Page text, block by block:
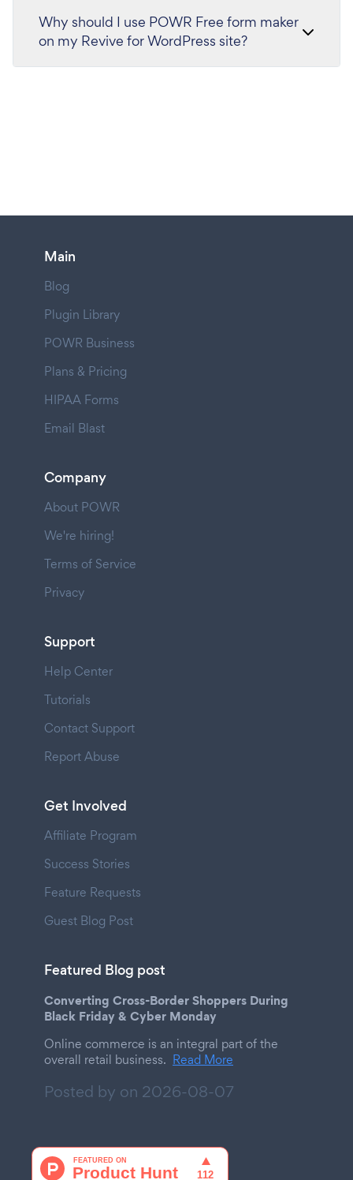
Why should I use POWR Free form maker
on my Revive for WordPress site?
Main
Blog
Plugin Library
POWR Business
Plans & Pricing
HIPAA Forms
Email Blast
Company
About POWR
We're hiring!
Terms of Service
Privacy
Support
Help Center
Tutorials
Contact Support
Report Abuse
Get Involved
Affiliate Program
Success Stories
Feature Requests
Guest Blog Post
Featured Blog post
Converting Cross-Border Shoppers During
Black Friday & Cyber Monday
Online commerce is an integral part of the
overall retail business. Read More
Posted by on 2026-08-07